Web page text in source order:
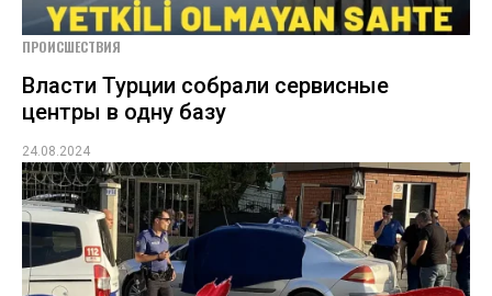
ПРОИСШЕСТВИЯ
Власти Турции собрали сервисные
центры в одну базу
24.08.2024